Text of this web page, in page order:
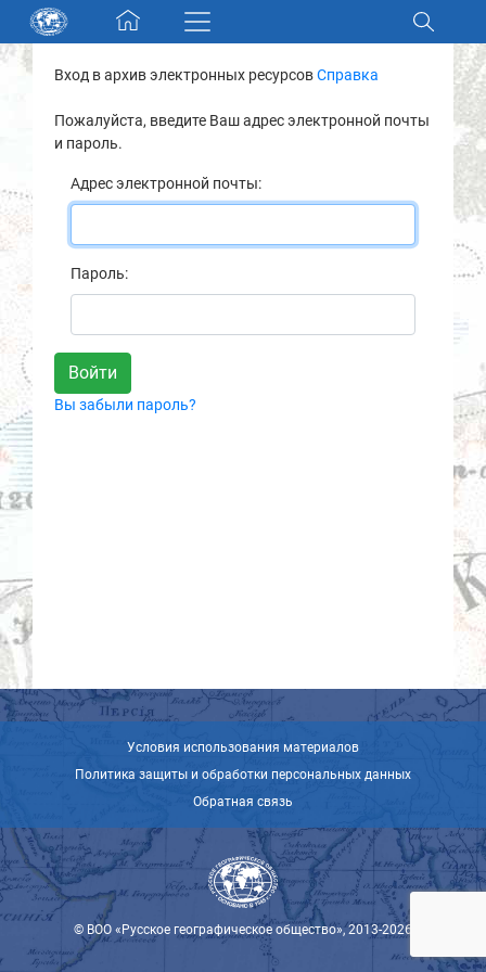
Skip navigation
Разделы и коллекции
Электронный каталог
Новости
О нас
Контакты
Партнеры
Вход в архив электронных ресурсовСправка
Пожалуйста, введите Ваш адрес электронной почты
и пароль.
Адрес электронной почты:
Пароль:
Вы забыли пароль?
Условия использования материалов
Политика защиты и обработки персональных данных
Обратная связь
© ВОО «Русское географическое общество», 2013-2026